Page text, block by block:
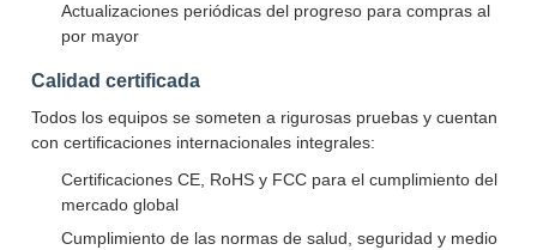
Actualizaciones periódicas del progreso para compras al
por mayor
Calidad certificada
Todos los equipos se someten a rigurosas pruebas y cuentan
con certificaciones internacionales integrales:
Certificaciones CE, RoHS y FCC para el cumplimiento del
mercado global
Cumplimiento de las normas de salud, seguridad y medio